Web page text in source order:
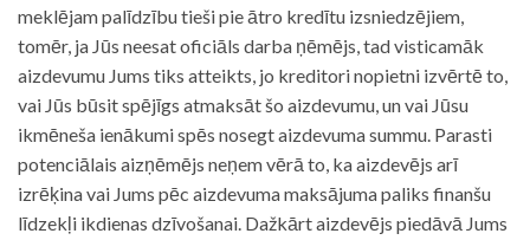
meklējam palīdzību tieši pie ātro kredītu izsniedzējiem,
tomēr, ja Jūs neesat oficiāls darba ņēmējs, tad visticamāk
aizdevumu Jums tiks atteikts, jo kreditori nopietni izvērtē to,
vai Jūs būsit spējīgs atmaksāt šo aizdevumu, un vai Jūsu
ikmēneša ienākumi spēs nosegt aizdevuma summu. Parasti
potenciālais aizņēmējs neņem vērā to, ka aizdevējs arī
izrēķina vai Jums pēc aizdevuma maksājuma paliks finanšu
līdzekļi ikdienas dzīvošanai. Dažkārt aizdevējs piedāvā Jums